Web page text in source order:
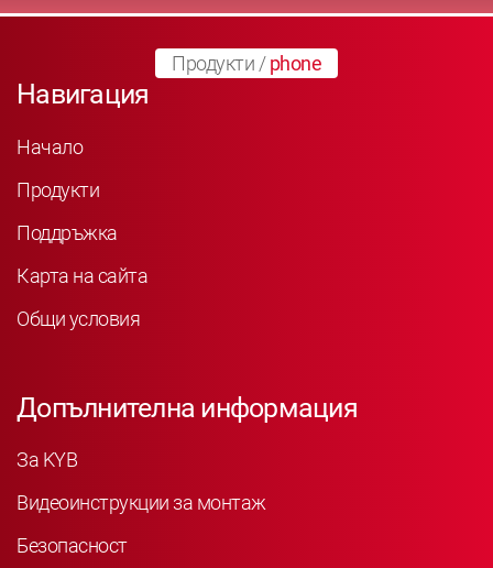
Продукти /phone
Навигация
Начало
Продукти
Поддръжка
Карта на сайта
Общи условия
Допълнителна информация
За KYB
Видеоинструкции за монтаж
Безопасност